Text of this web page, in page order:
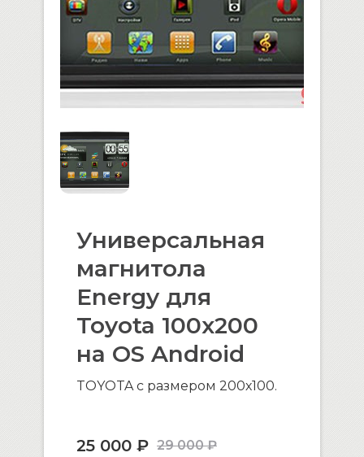
Универсальная
магнитола
Energy для
Toyota 100х200
на OS Android
TOYOTA с размером 200х100.
25 000 ₽ 29 000 ₽